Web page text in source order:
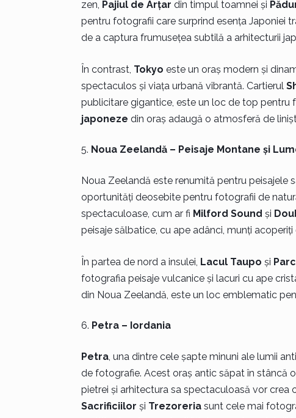
zen, Pajiul de Arțar din timpul toamnei și
pentru fotografii care surprind esența Japoniei
de a captura frumusețea subtilă a arhitecturii
În contrast, Tokyo este un oraș modern și
spectaculos și viața urbană vibrantă. Cartierul
publicitare gigantice, este un loc de top pentru
japoneze din oraș adaugă o atmosferă de
Noua Zeelandă – Peisaje Montane și
Noua Zeelandă este renumită pentru peisajele
oportunități deosebite pentru fotografii de
spectaculoase, cum ar fi Milford Sound și
peisaje sălbatice, cu ape adânci, munți
În partea de nord a insulei, Lacul Taupo și
fotografia peisaje vulcanice și lacuri cu ape
din Noua Zeelandă, este un loc emblematic
Petra – Iordania
Petra, una dintre cele șapte minuni ale lumii
de fotografie. Acest oraș antic săpat în stâncă
pietrei și arhitectura sa spectaculoasă vor crea
Sacrificiilor și Trezoreriasunt cele mai